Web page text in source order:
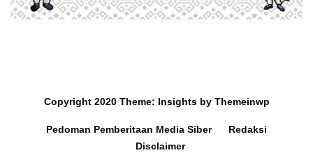
Copyright 2020 Theme: Insightsby Themeinwp
Pedoman Pemberitaan Media Siber
Redaksi
Disclaimer